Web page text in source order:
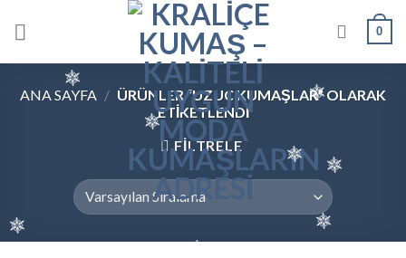
0
ANA SAYFA / ÜRÜNLER “UZUC KUMAŞLAR” OLARAK
ETIKETLENDI
FILTRELE